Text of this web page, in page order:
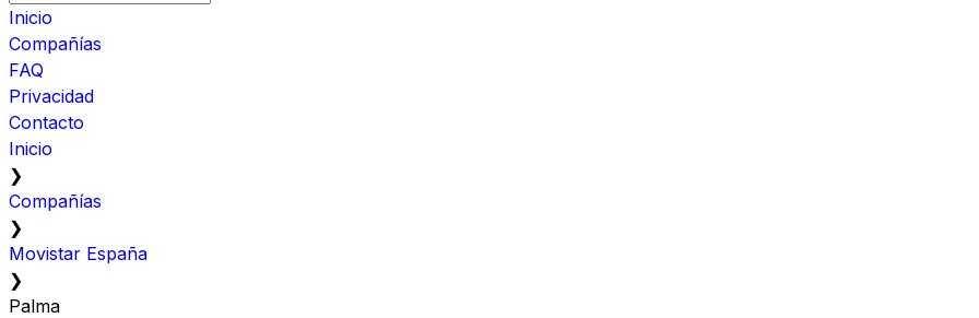
Inicio
Compañías
FAQ
Privacidad
Contacto
Inicio
❯
Compañías
❯
Movistar España
❯
Palma